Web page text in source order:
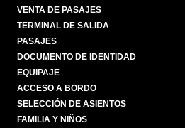
VENTA DE PASAJES
TERMINAL DE SALIDA
PASAJES
DOCUMENTO DE IDENTIDAD
EQUIPAJE
ACCESO A BORDO
SELECCIÓN DE ASIENTOS
FAMILIA Y NIÑOS